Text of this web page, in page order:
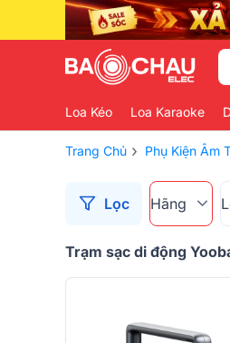
Loa Kéo Loa Karaoke
Trang Chủ › Phụ Kiện Âm
Lọc Hãng
Trạm sạc di động